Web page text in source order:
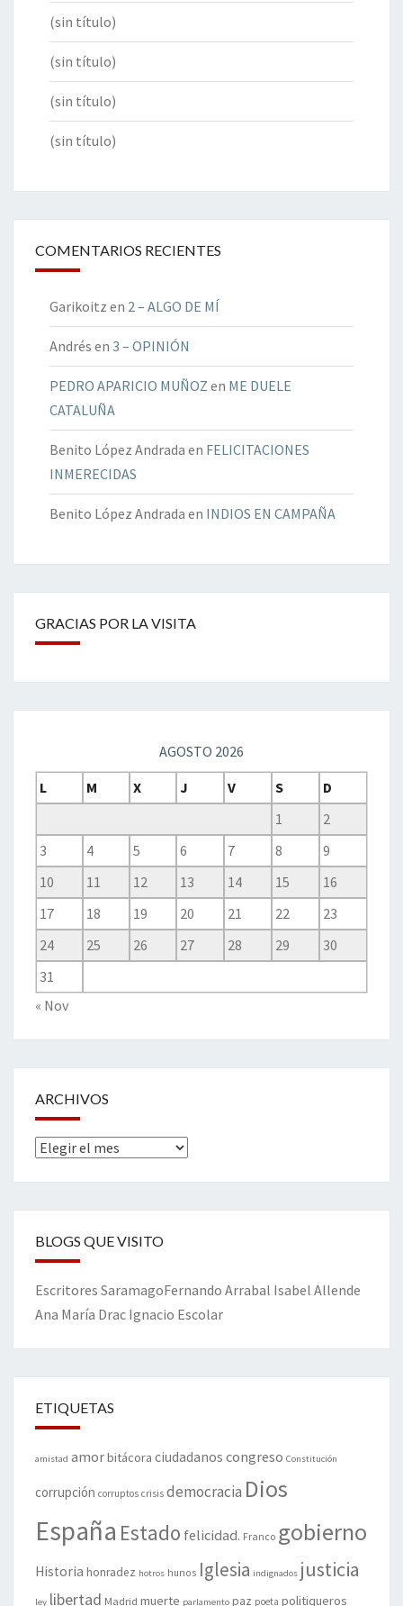
(sin título)
(sin título)
(sin título)
(sin título)
COMENTARIOS RECIENTES
Garikoitz en 2 – ALGO DE MÍ
Andrés en 3 – OPINIÓN
PEDRO APARICIO MUÑOZ en ME DUELE
CATALUÑA
Benito López Andrada en FELICITACIONES
INMERECIDAS
Benito López Andrada en INDIOS EN CAMPAÑA
GRACIAS POR LA VISITA
AGOSTO 2026
L
M X J V S
D
1
2
3
4 5 6 7 8
9
10
11 12 13 14 15
16
17
18 19 20 21 22
23
24
25 26 27 28 29
30
31
« Nov
ARCHIVOS
Archivos
BLOGS QUE VISITO
Escritores SaramagoFernando Arrabal Isabel Allende
Ana María Drac Ignacio Escolar
ETIQUETAS
amistad amorbitácora ciudadanos congreso Constitución
corrupción corruptos crisis democracia Dios
España Estado felicidad. Franco gobierno
Historia honradez hotros hunos Iglesia indignados justicia
ley libertad Madrid muerte parlamento paz poeta politiqueros